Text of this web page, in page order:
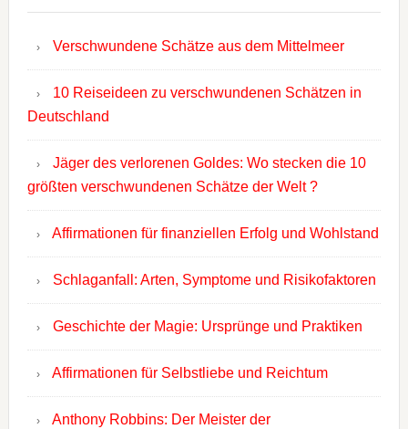
Verschwundene Schätze aus dem Mittelmeer
10 Reiseideen zu verschwundenen Schätzen in
Deutschland
Jäger des verlorenen Goldes: Wo stecken die 10
größten verschwundenen Schätze der Welt ?
Affirmationen für finanziellen Erfolg und Wohlstand
Schlaganfall: Arten, Symptome und Risikofaktoren
Geschichte der Magie: Ursprünge und Praktiken
Affirmationen für Selbstliebe und Reichtum
Anthony Robbins: Der Meister der